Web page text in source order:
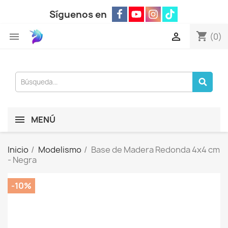
Síguenos en
 shopping_cart (0)

MENÚ
Inicio Modelismo
Base de Madera Redonda 4x4 cm
- Negra
-10%